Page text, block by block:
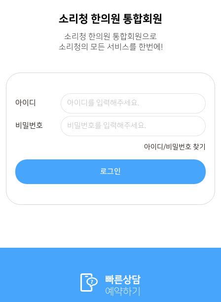
소리청 한의원 통합회원
소리청 한의원 통합회원으로
소리청의 모든 서비스를 한번에!
아이디
비밀번호
아이디/비밀번호 찾기
로그인
빠른상담
예약하기